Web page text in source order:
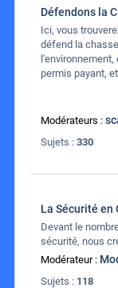
Défendons la
Ici, vous
défend la
permis payant,
Modérateurs :
Sujets : 330
La Sécurité en
Devant le
sécurité, nous
Modérateur :
Sujets : 118